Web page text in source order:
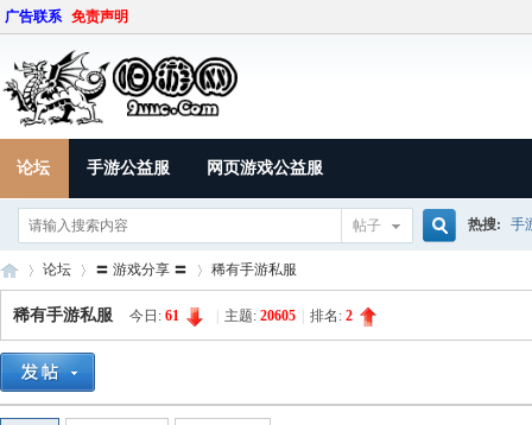
广告联系 免责声明
论坛 手游公益服 网页游戏公益服
帖子 热搜: 手
9U»
论坛
›
〓 游戏分享 〓 稀有手游私服
稀有手游私服 今日: 61 主题: 20605 排名: 2